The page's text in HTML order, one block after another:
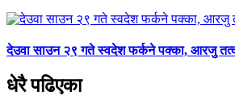
देउवा साउन २९ गते स्वदेश फर्कने पक्का, आरजु
धेरै पढिएका